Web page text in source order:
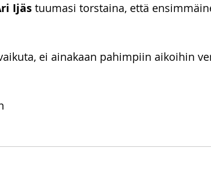
Ijäs tuumasi torstaina, että
ei ainakaan pahimpiin aikoihin